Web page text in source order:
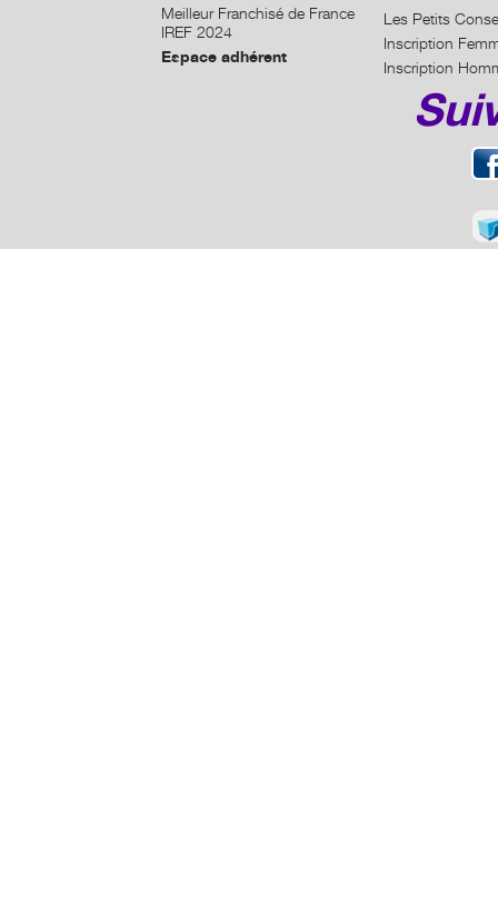
Meilleur Franchisé de France
IREF 2024
Espace adhérent
Les Petits
Inscription
Inscription